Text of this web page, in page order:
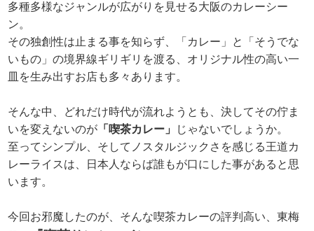
多種多様なジャンルが広がりを見せる大阪のカレーシー
ン。
その独創性は止まる事を知らず、「カレー」と「そうでな
いもの」の境界線ギリギリを渡る、オリジナル性の高い一
皿を生み出すお店も多々あります。
そんな中、どれだけ時代が流れようとも、決してその佇ま
いを変えないのが 「喫茶カレー」
じゃないでしょうか。
至ってシンプル、そしてノスタルジックさを感じる王道カ
レーライスは、日本人ならば誰もが口にした事があると思
います。
今回お邪魔したのが、そんな喫茶カレーの評判高い、東梅